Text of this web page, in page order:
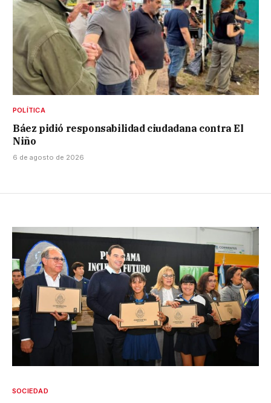
POLÍTICA
Báez pidió responsabilidad ciudadana contra El
Niño
6 de agosto de 2026
SOCIEDAD